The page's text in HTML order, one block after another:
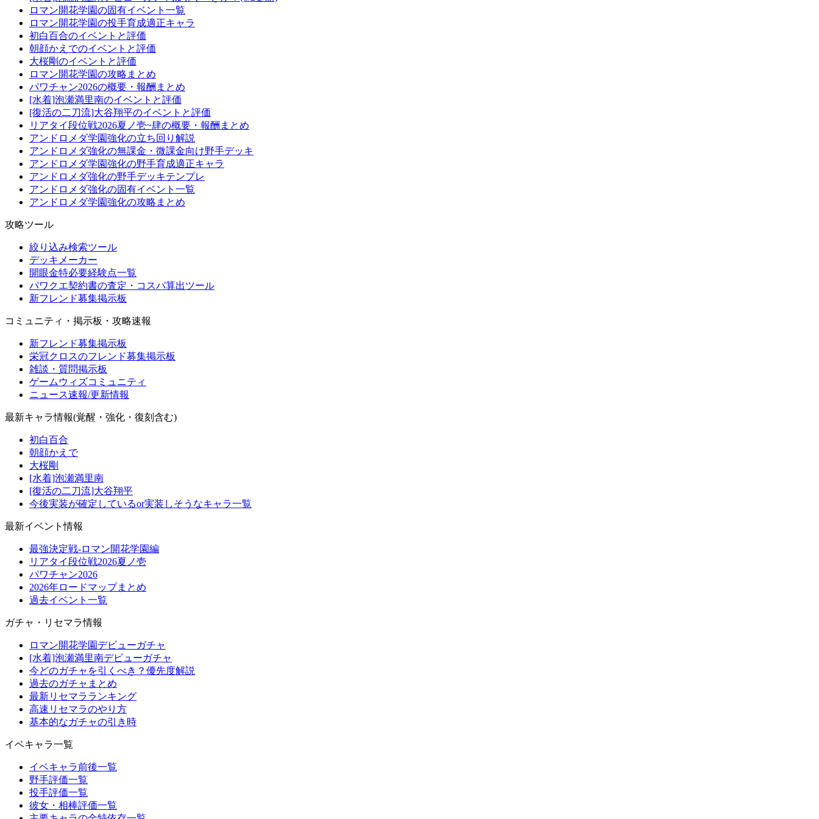
ロマン開花学園の固有イベント一覧
ロマン開花学園の投手育成適正キャラ
初白百合のイベントと評価
朝顔かえでのイベントと評価
大桜剛のイベントと評価
ロマン開花学園の攻略まとめ
パワチャン2026の概要・報酬まとめ
[水着]泡瀬満里南のイベントと評価
[復活の二刀流]大谷翔平のイベントと評価
リアタイ段位戦2026夏ノ壱~肆の概要・報酬まとめ
アンドロメダ学園強化の立ち回り解説
アンドロメダ強化の無課金・微課金向け野手デッキ
アンドロメダ学園強化の野手育成適正キャラ
アンドロメダ強化の野手デッキテンプレ
アンドロメダ強化の固有イベント一覧
アンドロメダ学園強化の攻略まとめ
攻略ツール
絞り込み検索ツール
デッキメーカー
開眼金特必要経験点一覧
パワクエ契約書の査定・コスパ算出ツール
新フレンド募集掲示板
コミュニティ・掲示板・攻略速報
新フレンド募集掲示板
栄冠クロスのフレンド募集掲示板
雑談・質問掲示板
ゲームウィズコミュニティ
ニュース速報/更新情報
最新キャラ情報(覚醒・強化・復刻含む)
初白百合
朝顔かえで
大桜剛
[水着]泡瀬満里南
[復活の二刀流]大谷翔平
今後実装が確定しているor実装しそうなキャラ一覧
最新イベント情報
最強決定戦-ロマン開花学園編
リアタイ段位戦2026夏ノ壱
パワチャン2026
2026年ロードマップまとめ
過去イベント一覧
ガチャ・リセマラ情報
ロマン開花学園デビューガチャ
[水着]泡瀬満里南デビューガチャ
今どのガチャを引くべき？優先度解説
過去のガチャまとめ
最新リセマラランキング
高速リセマラのやり方
基本的なガチャの引き時
イベキャラ一覧
イベキャラ前後一覧
野手評価一覧
投手評価一覧
彼女・相棒評価一覧